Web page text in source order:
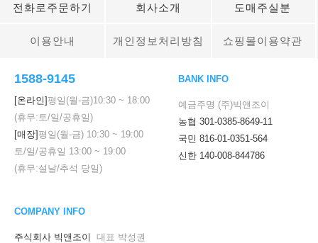
전화로주문하기 회사소개 도매주실분
이용안내 개인정보처리방침 쇼핑몰이용약관
1588-9145
[온라인]평일(월-금)10:30 ~ 18:00
(휴무:토/일/공휴일)
[매장]평일(월-금) 10:30 ~ 19:00
토/일/공휴일 13:00 ~ 19:00
(휴무:설날/추석 당일)
BANK INFO
예금주명 (주)빅앤조이
농협 301-0385-8649-11
국민 816-01-0351-564
신한 140-008-844786
COMPANY INFO
주식회사 빅앤조이
대표 박성권